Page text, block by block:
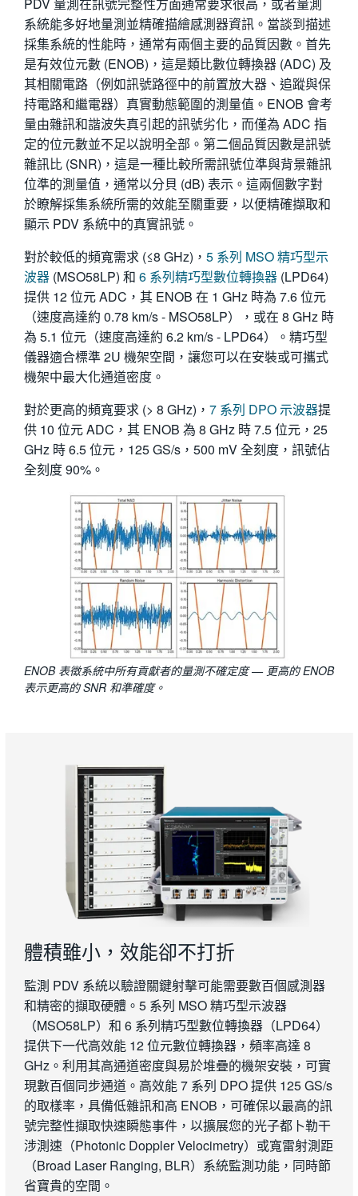
系統能多好地量測並精確描繪感測器資訊。當談到描述
採集系統的性能時，通常有兩個主要的品質因數。首先
是有效位元數 (ENOB)，這是類比數位轉換器 (ADC) 及
其相關電路（例如訊號路徑中的前置放大器、追蹤與保
持電路和繼電器）真實動態範圍的測量值。ENOB 會考
量由雜訊和諧波失真引起的訊號劣化，而僅為 ADC 指
定的位元數並不足以說明全部。第二個品質因數是訊號
雜訊比 (SNR)，這是一種比較所需訊號位準與背景雜訊
位準的測量值，通常以分貝 (dB) 表示。這兩個數字對
於瞭解採集系統所需的效能至關重要，以便精確擷取和
顯示 PDV 系統中的真實訊號。
對於較低的頻寬需求 (≤8 GHz)， 5 系列 MSO 精巧型示
波器 (MSO58LP) 和 6 系列精巧型數位轉換器 (LPD64)
提供 12 位元 ADC，其 ENOB 在 1 GHz 時為 7.6 位元
（速度高達約 0.78 km/s - MSO58LP），或在 8 GHz 時
為 5.1 位元（速度高達約 6.2 km/s - LPD64）。精巧型
儀器適合標準 2U 機架空間，讓您可以在安裝或可攜式
機架中最大化通道密度。
對於更高的頻寬要求 (> 8 GHz)， 7 系列 DPO 示波器提
供 10 位元 ADC，其 ENOB 為 8 GHz 時 7.5 位元，25
GHz 時 6.5 位元，125 GS/s，500 mV 全刻度，訊號佔
全刻度 90%。
ENOB 表徵系統中所有貢獻者的量測不確定度 — 更高的 ENOB
表示更高的 SNR 和準確度。
體積雖小，效能卻不打折
監測 PDV 系統以驗證關鍵射擊可能需要數百個感測器
和精密的擷取硬體。5 系列 MSO 精巧型示波器
（MSO58LP）和 6 系列精巧型數位轉換器（LPD64）
提供下一代高效能 12 位元數位轉換器，頻率高達 8
GHz。利用其高通道密度與易於堆疊的機架安裝，可實
現數百個同步通道。高效能 7 系列 DPO 提供 125 GS/s
的取樣率，具備低雜訊和高 ENOB，可確保以最高的訊
號完整性擷取快速瞬態事件，以擴展您的光子都卜勒干
涉測速（Photonic Doppler Velocimetry）或寬雷射測距
（Broad Laser Ranging, BLR）系統監測功能，同時節
省寶貴的空間。